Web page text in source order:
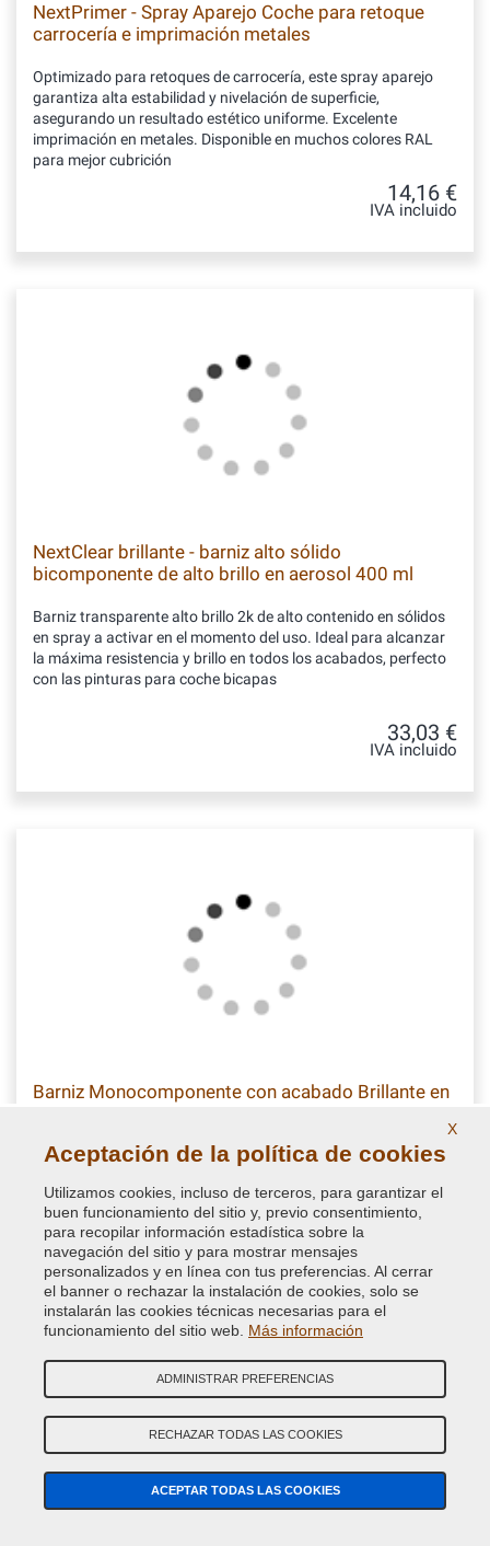
NextPrimer - Spray Aparejo Coche para retoque
carrocería e imprimación metales
Optimizado para retoques de carrocería, este spray aparejo
garantiza alta estabilidad y nivelación de superficie,
asegurando un resultado estético uniforme. Excelente
imprimación en metales. Disponible en muchos colores RAL
para mejor cubrición
14,16 €
IVA incluido
NextClear brillante - barniz alto sólido
bicomponente de alto brillo en aerosol 400 ml
Barniz transparente alto brillo 2k de alto contenido en sólidos
en spray a activar en el momento del uso. Ideal para alcanzar
la máxima resistencia y brillo en todos los acabados, perfecto
con las pinturas para coche bicapas
33,03 €
IVA incluido
Barniz Monocomponente con acabado Brillante en
Barniz transparente Brillante 1k en aerosol. Monocomponente
motos
11,62 €
IVA incluido
X
Aceptación de la política de cookies
Utilizamos cookies, incluso de terceros, para garantizar el
buen funcionamiento del sitio y, previo consentimiento,
para recopilar información estadística sobre la
navegación del sitio y para mostrar mensajes
personalizados y en línea con tus preferencias. Al cerrar
el banner o rechazar la instalación de cookies, solo se
instalarán las cookies técnicas necesarias para el
funcionamiento del sitio web. Más información
ADMINISTRAR PREFERENCIAS
RECHAZAR TODAS LAS COOKIES
ACEPTAR TODAS LAS COOKIES